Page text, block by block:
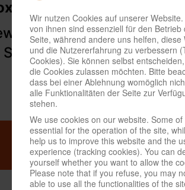
Wir nutzen Cookies auf unserer Website.
von ihnen sind essenziell für den Betrieb
Seite, während andere uns helfen, diese
und die Nutzererfahrung zu verbessern
Cookies). Sie können selbst
die Cookies zulassen möchten. Bitte
dass bei einer Ablehnung womöglich
alle Funktionalitäten der Seite zur
stehen.
We use cookies on our website. Some
essential for the operation of the site,
help us to improve this website and the
experience (tracking cookies). You can
yourself whether you want to allow the
Please note that if you refuse, you may
able to use all the functionalities of the